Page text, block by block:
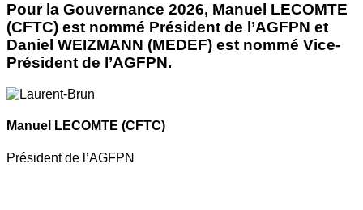
Pour la Gouvernance 2026, Manuel LECOMTE
(CFTC) est nommé Président de l’AGFPN et
Daniel WEIZMANN (MEDEF) est nommé Vice-
Président de l’AGFPN.
Manuel LECOMTE (CFTC)
Président de l’AGFPN